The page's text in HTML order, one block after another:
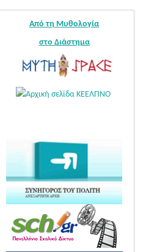
Από τη Μυθολογία
στο Διάστημα